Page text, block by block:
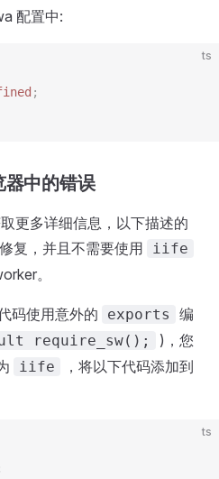
配置中:
ts
;
中的错误
更多详细信息，以下描述的
复，并且不需要使用 iife
。
码使用意外的 exports
编
require_sw();
)，您
iife
，将以下代码添加到
ts